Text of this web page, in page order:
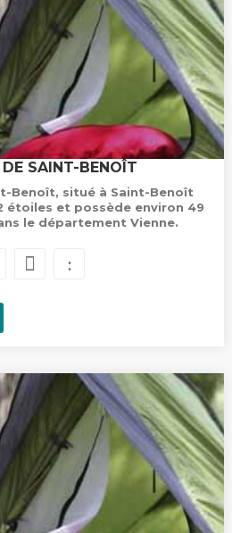
SAINT-BENOÎT
Benoît, situé à Saint-Benoît
étoiles et possède environ 49
le département Vienne.